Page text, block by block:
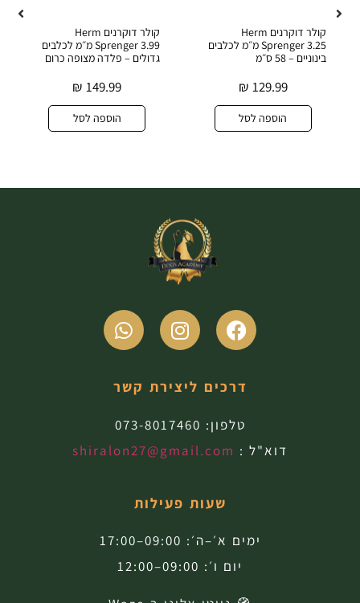
קולר דוקרנים Herm
Sprenger 3.25 מ״מ לכלבים
בינוניים – 58 ס״מ
129.99
₪
הוספה לסל
קולר דוקרנים Herm
Sprenger 3.99 מ״מ לכלבים
גדולים – פלדה מצופה כרום
149.99
₪
הוספה לסל
דרכים ליצירת קשר
טלפון: 073-8017460
דוא"ל : shiralon27@gmail.com
שעות פעילות
ימים א׳–ה׳: 09:00–17:00
יום ו׳: 09:00–12:00